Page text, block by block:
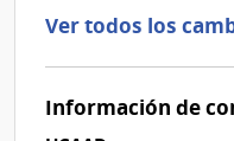
Ver todos los
Información de